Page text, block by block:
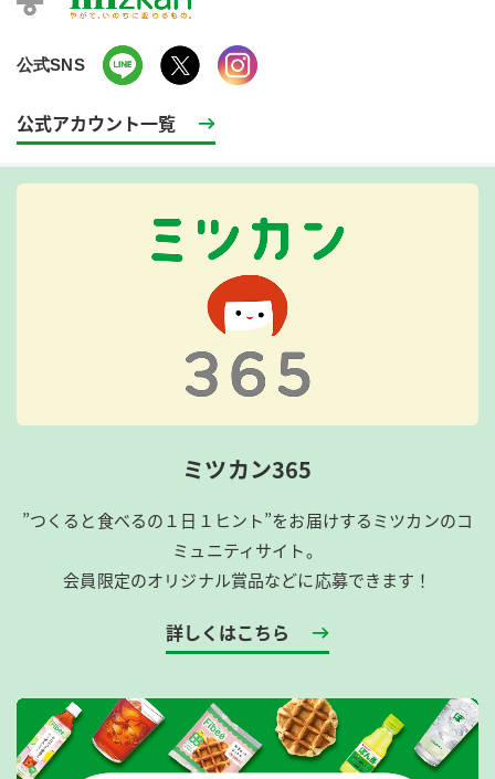
公式SNS
公式アカウント一覧
ミツカン365
”つくると食べるの１日１ヒント”をお届けするミツカンのコ
ミュニティサイト。
会員限定のオリジナル賞品などに応募できます！
詳しくはこちら